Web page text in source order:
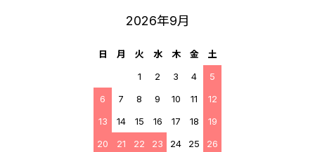
2026年9月
日 月 火 水 木 金
土
1
2 3 4
5
6
7 8 9 10 11
12
13
14 15 16 17 18
19
20
21 22 23 24 25
26